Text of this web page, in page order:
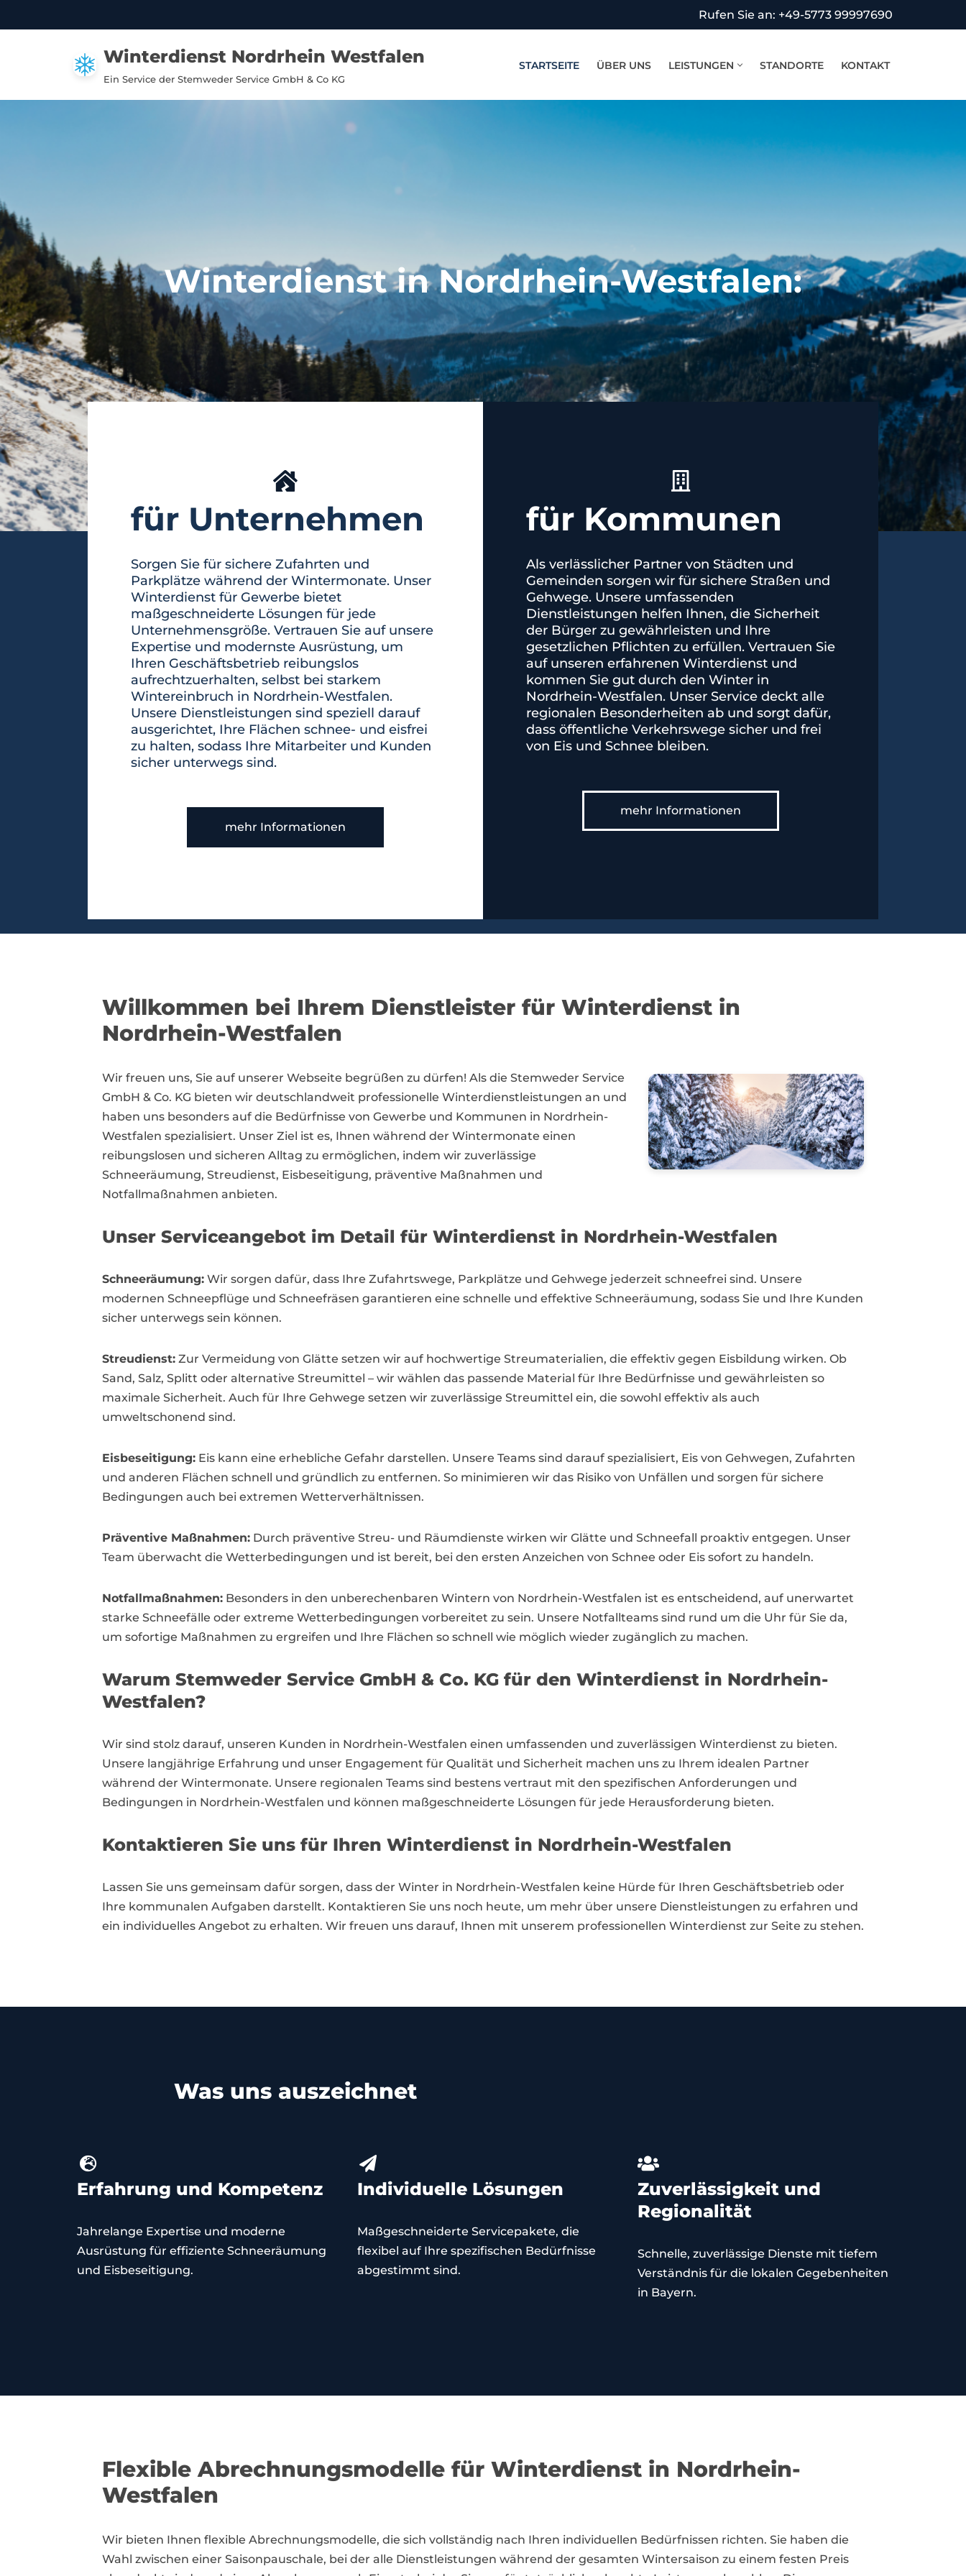
Rufen Sie an: +49-5773 99997690
Winterdienst Nordrhein Westfalen
Ein Service der Stemweder Service GmbH & Co KG
STARTSEITE ÜBER UNS LEISTUNGEN STANDORTE KONTAKT
Winterdienst in Nordrhein-Westfalen:
für Unternehmen
Sorgen Sie für sichere Zufahrten und
Parkplätze während der Wintermonate. Unser
Winterdienst für Gewerbe bietet
maßgeschneiderte Lösungen für jede
Unternehmensgröße. Vertrauen Sie auf unsere
Expertise und modernste Ausrüstung, um
Ihren Geschäftsbetrieb reibungslos
aufrechtzuerhalten, selbst bei starkem
Wintereinbruch in Nordrhein-Westfalen.
Unsere Dienstleistungen sind speziell darauf
ausgerichtet, Ihre Flächen schnee- und eisfrei
zu halten, sodass Ihre Mitarbeiter und Kunden
sicher unterwegs sind.
mehr Informationen
für Kommunen
Als verlässlicher Partner von Städten und
Gemeinden sorgen wir für sichere Straßen und
Gehwege. Unsere umfassenden
Dienstleistungen helfen Ihnen, die Sicherheit
der Bürger zu gewährleisten und Ihre
gesetzlichen Pflichten zu erfüllen. Vertrauen Sie
auf unseren erfahrenen Winterdienst und
kommen Sie gut durch den Winter in
Nordrhein-Westfalen. Unser Service deckt alle
regionalen Besonderheiten ab und sorgt dafür,
dass öffentliche Verkehrswege sicher und frei
von Eis und Schnee bleiben.
mehr Informationen
Willkommen bei Ihrem Dienstleister für Winterdienst in
Nordrhein-Westfalen
Wir freuen uns, Sie auf unserer Webseite begrüßen zu dürfen! Als die Stemweder Service
GmbH & Co. KG bieten wir deutschlandweit professionelle Winterdienstleistungen an und
haben uns besonders auf die Bedürfnisse von Gewerbe und Kommunen in Nordrhein-
Westfalen spezialisiert. Unser Ziel ist es, Ihnen während der Wintermonate einen
reibungslosen und sicheren Alltag zu ermöglichen, indem wir zuverlässige
Schneeräumung, Streudienst, Eisbeseitigung, präventive Maßnahmen und
Notfallmaßnahmen anbieten.
Unser Serviceangebot im Detail für Winterdienst in Nordrhein-Westfalen
Schneeräumung: Wir sorgen dafür, dass Ihre Zufahrtswege, Parkplätze und Gehwege jederzeit schneefrei sind. Unsere
modernen Schneepflüge und Schneefräsen garantieren eine schnelle und effektive Schneeräumung, sodass Sie und Ihre Kunden
sicher unterwegs sein können.
Streudienst: Zur Vermeidung von Glätte setzen wir auf hochwertige Streumaterialien, die effektiv gegen Eisbildung wirken. Ob
Sand, Salz, Splitt oder alternative Streumittel – wir wählen das passende Material für Ihre Bedürfnisse und gewährleisten so
maximale Sicherheit. Auch für Ihre Gehwege setzen wir zuverlässige Streumittel ein, die sowohl effektiv als auch
umweltschonend sind.
Eisbeseitigung: Eis kann eine erhebliche Gefahr darstellen. Unsere Teams sind darauf spezialisiert, Eis von Gehwegen, Zufahrten
und anderen Flächen schnell und gründlich zu entfernen. So minimieren wir das Risiko von Unfällen und sorgen für sichere
Bedingungen auch bei extremen Wetterverhältnissen.
Präventive Maßnahmen: Durch präventive Streu- und Räumdienste wirken wir Glätte und Schneefall proaktiv entgegen. Unser
Team überwacht die Wetterbedingungen und ist bereit, bei den ersten Anzeichen von Schnee oder Eis sofort zu handeln.
Notfallmaßnahmen: Besonders in den unberechenbaren Wintern von Nordrhein-Westfalen ist es entscheidend, auf unerwartet
starke Schneefälle oder extreme Wetterbedingungen vorbereitet zu sein. Unsere Notfallteams sind rund um die Uhr für Sie da,
um sofortige Maßnahmen zu ergreifen und Ihre Flächen so schnell wie möglich wieder zugänglich zu machen.
Warum Stemweder Service GmbH & Co. KG für den Winterdienst in Nordrhein-
Westfalen?
Wir sind stolz darauf, unseren Kunden in Nordrhein-Westfalen einen umfassenden und zuverlässigen Winterdienst zu bieten.
Unsere langjährige Erfahrung und unser Engagement für Qualität und Sicherheit machen uns zu Ihrem idealen Partner
während der Wintermonate. Unsere regionalen Teams sind bestens vertraut mit den spezifischen Anforderungen und
Bedingungen in Nordrhein-Westfalen und können maßgeschneiderte Lösungen für jede Herausforderung bieten.
Kontaktieren Sie uns für Ihren Winterdienst in Nordrhein-Westfalen
Lassen Sie uns gemeinsam dafür sorgen, dass der Winter in Nordrhein-Westfalen keine Hürde für Ihren Geschäftsbetrieb oder
Ihre kommunalen Aufgaben darstellt. Kontaktieren Sie uns noch heute, um mehr über unsere Dienstleistungen zu erfahren und
ein individuelles Angebot zu erhalten. Wir freuen uns darauf, Ihnen mit unserem professionellen Winterdienst zur Seite zu stehen.
Was uns auszeichnet
Erfahrung und Kompetenz
Jahrelange Expertise und moderne
Ausrüstung für effiziente Schneeräumung
und Eisbeseitigung.
Individuelle Lösungen
Maßgeschneiderte Servicepakete, die
flexibel auf Ihre spezifischen Bedürfnisse
abgestimmt sind.
Zuverlässigkeit und
Regionalität
Schnelle, zuverlässige Dienste mit tiefem
Verständnis für die lokalen Gegebenheiten
in Bayern.
Flexible Abrechnungsmodelle für Winterdienst in Nordrhein-
Westfalen
Wir bieten Ihnen flexible Abrechnungsmodelle, die sich vollständig nach Ihren individuellen Bedürfnissen richten. Sie haben die
Wahl zwischen einer Saisonpauschale, bei der alle Dienstleistungen während der gesamten Wintersaison zu einem festen Preis